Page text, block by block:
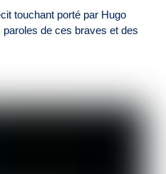
touchant porté par Hugo
de ces braves et des